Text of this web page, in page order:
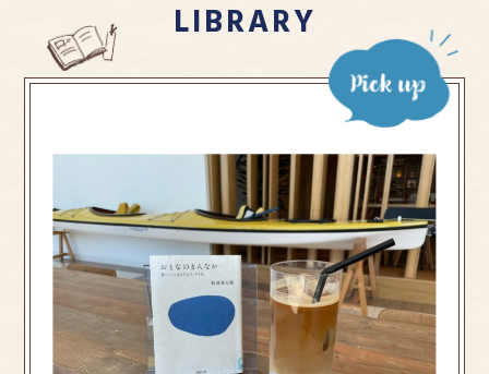
LIBRARY